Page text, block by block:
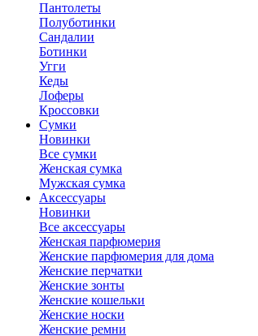
Пантолеты
Полуботинки
Сандалии
Ботинки
Угги
Кеды
Лоферы
Кроссовки
Сумки
Новинки
Все сумки
Женская сумка
Мужская сумка
Аксессуары
Новинки
Все аксессуары
Женская парфюмерия
Женские парфюмерия для дома
Женские перчатки
Женские зонты
Женские кошельки
Женские носки
Женские ремни